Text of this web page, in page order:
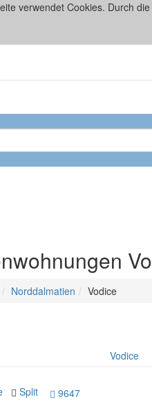
verwendet Cookies. Durch
Norddalmatien Vodice
Vodice
Split 9647